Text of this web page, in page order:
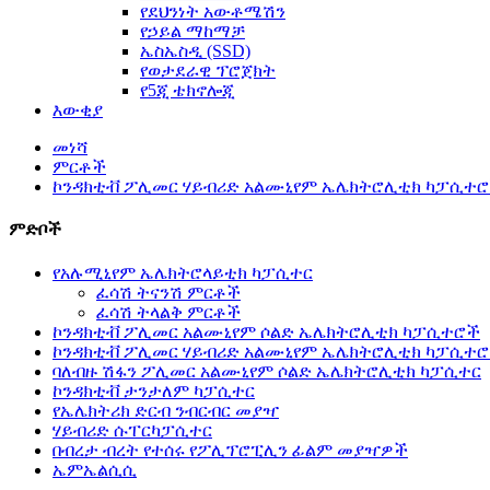
የደህንነት አውቶሜሽን
የኃይል ማከማቻ
ኤስኤስዲ (SSD)
የወታደራዊ ፕሮጀክት
የ5ጂ ቴክኖሎጂ
እውቂያ
መነሻ
ምርቶች
ኮንዳክቲቭ ፖሊመር ሃይብሪድ አልሙኒየም ኤሌክትሮሊቲክ
ምድቦች
የአሉሚኒየም ኤሌክትሮላይቲክ ካፓሲተር
ፈሳሽ ትናንሽ ምርቶች
ፈሳሽ ትላልቅ ምርቶች
ኮንዳክቲቭ ፖሊመር አልሙኒየም ሶልድ ኤሌክትሮሊቲክ ካፓሲተሮች
ኮንዳክቲቭ ፖሊመር ሃይብሪድ አልሙኒየም ኤሌክትሮሊቲክ
ባለብዙ ሽፋን ፖሊመር አልሙኒየም ሶልድ ኤሌክትሮሊቲክ ካፓሲተር
ኮንዳክቲቭ ታንታለም ካፓሲተር
የኤሌክትሪክ ድርብ ንብርብር መያዣ
ሃይብሪድ ሱፐርካፓሲተር
በብረታ ብረት የተሰሩ የፖሊፕሮፒሊን ፊልም መያዣዎች
ኤምኤልሲሲ